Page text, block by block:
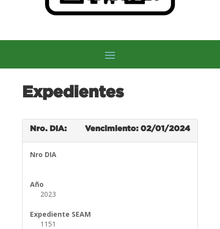
Expedientes
Nro. DIA: Vencimiento: 02/01/2024
Nro DIA
Año
2023
Expediente SEAM
1151